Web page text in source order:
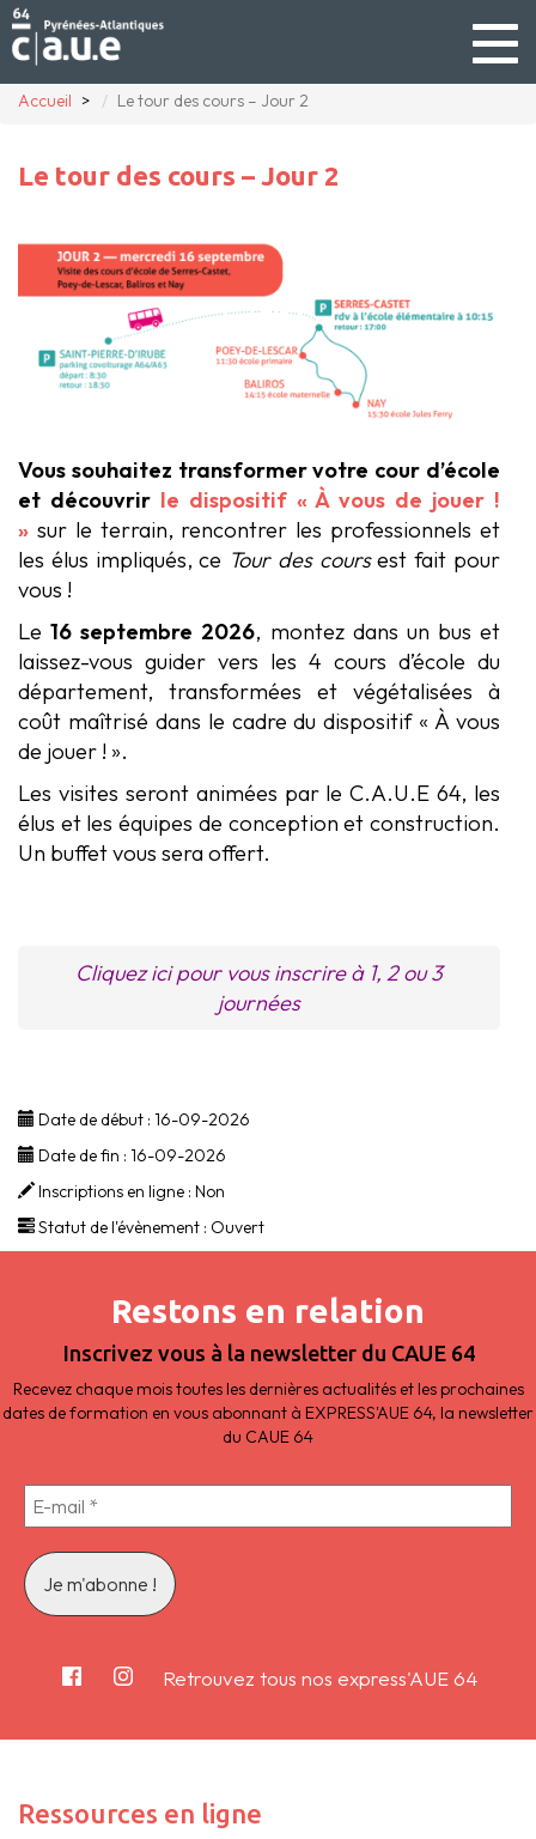
Accueil
Le tour des cours – Jour 2
Le tour des cours – Jour 2
Vous souhaitez transformer votre cour d’école
et découvrir le dispositif « À vous de jouer !
» sur le terrain, rencontrer les professionnels et
les élus impliqués,ce Tour des coursest fait pour
vous !
Le16 septembre 2026, montez dans un bus et
laissez-vous guider vers les 4 cours d’école du
département, transformées et végétalisées à
coût maîtrisé dans le cadre du dispositif « À vous
de jouer ! ».
Les visites seront animées par le C.A.U.E 64, les
élus et les équipes de conception et construction.
Un buffet vous sera offert.
Cliquez ici pour vous inscrire à 1, 2 ou 3
journées
Date de début : 16-09-2026
Date de fin : 16-09-2026
Inscriptions en ligne : Non
Statut de l'évènement : Ouvert
Restons en relation
Inscrivez vous à la newsletter du CAUE 64
Recevez chaque mois toutes les dernières actualités et les prochaines
dates de formation en vous abonnant à EXPRESS'AUE 64, la newsletter
du CAUE 64
Retrouvez tous nos express'AUE 64
Ressources en ligne